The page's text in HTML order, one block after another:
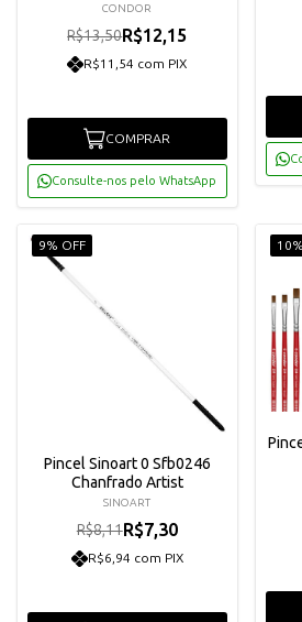
CONDOR
R$13,50R$12,15
R$11,54 com PIX
COMPRAR
Consulte-nos pelo WhatsApp
9% OFF
Pincel Sinoart 0 Sfb0246
Chanfrado Artist
SINOART
R$8,11R$7,30
R$6,94 com PIX